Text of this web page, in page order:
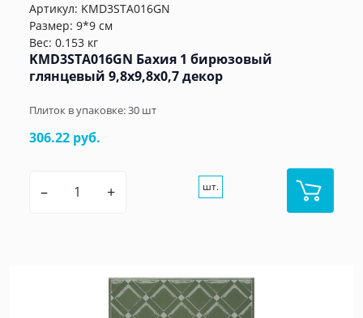
Артикул: KMD3STA016GN
Размер: 9*9 см
Вес: 0.153 кг
KMD3STA016GN Бахия 1 бирюзовый
глянцевый 9,8x9,8x0,7 декор
Плиток в упаковке:30 шт
306.22 руб.
– + шт.